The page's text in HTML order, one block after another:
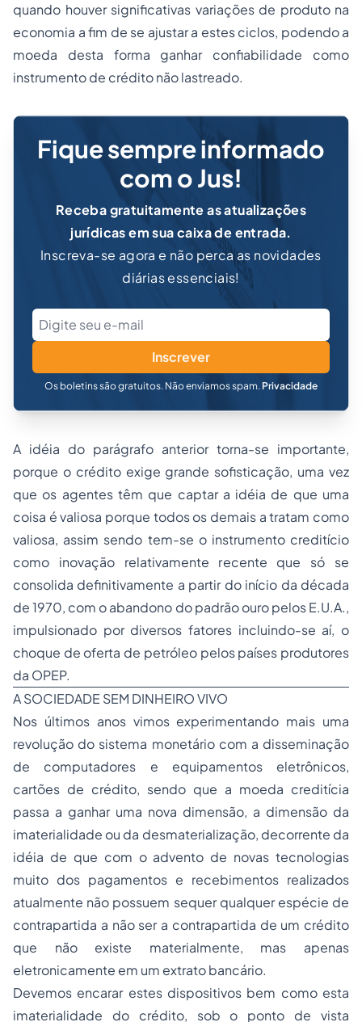
quando houver significativas variações de produto na
economia a fim de se ajustar a estes ciclos, podendo a
moeda desta forma ganhar confiabilidade como
instrumento de crédito não lastreado.
Fique sempre informado
com o Jus!
Receba gratuitamente as atualizações
jurídicas em sua caixa de entrada.
Inscreva-se agora e não perca as novidades
diárias essenciais!
Inscrever
Os boletins são gratuitos. Não enviamos spam. Privacidade
A idéia do parágrafo anterior torna-se importante,
porque o crédito exige grande sofisticação, uma vez
que os agentes têm que captar a idéia de que uma
coisa é valiosa porque todos os demais a tratam como
valiosa, assim sendo tem-se o instrumento creditício
como inovação relativamente recente que só se
consolida definitivamente a partir do início da década
de 1970, com o abandono do padrão ouro pelos E.U.A.,
impulsionado por diversos fatores incluindo-se aí, o
choque de oferta de petróleo pelos países produtores
da OPEP.
A SOCIEDADE SEM DINHEIRO VIVO
Nos últimos anos vimos experimentando mais uma
revolução do sistema monetário com a disseminação
de computadores e equipamentos eletrônicos,
cartões de crédito, sendo que a moeda creditícia
passa a ganhar uma nova dimensão, a dimensão da
imaterialidade ou da desmaterialização, decorrente da
idéia de que com o advento de novas tecnologias
muito dos pagamentos e recebimentos realizados
atualmente não possuem sequer qualquer espécie de
contrapartida a não ser a contrapartida de um crédito
que não existe materialmente, mas apenas
eletronicamente em um extrato bancário.
Devemos encarar estes dispositivos bem como esta
imaterialidade do crédito, sob o ponto de vista